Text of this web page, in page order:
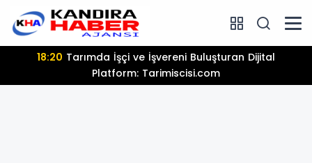
13:25 Hamiyet Elmas Son Yolculuğuna Uğurlanıyor